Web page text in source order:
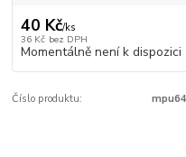
40 Kč/ks
36 Kč bez DPH
Momentálně není k dispozici
Číslo produktu: mpu64